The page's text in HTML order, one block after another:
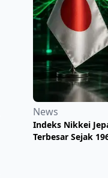
News
Indeks Nikkei
Terbesar Sejak